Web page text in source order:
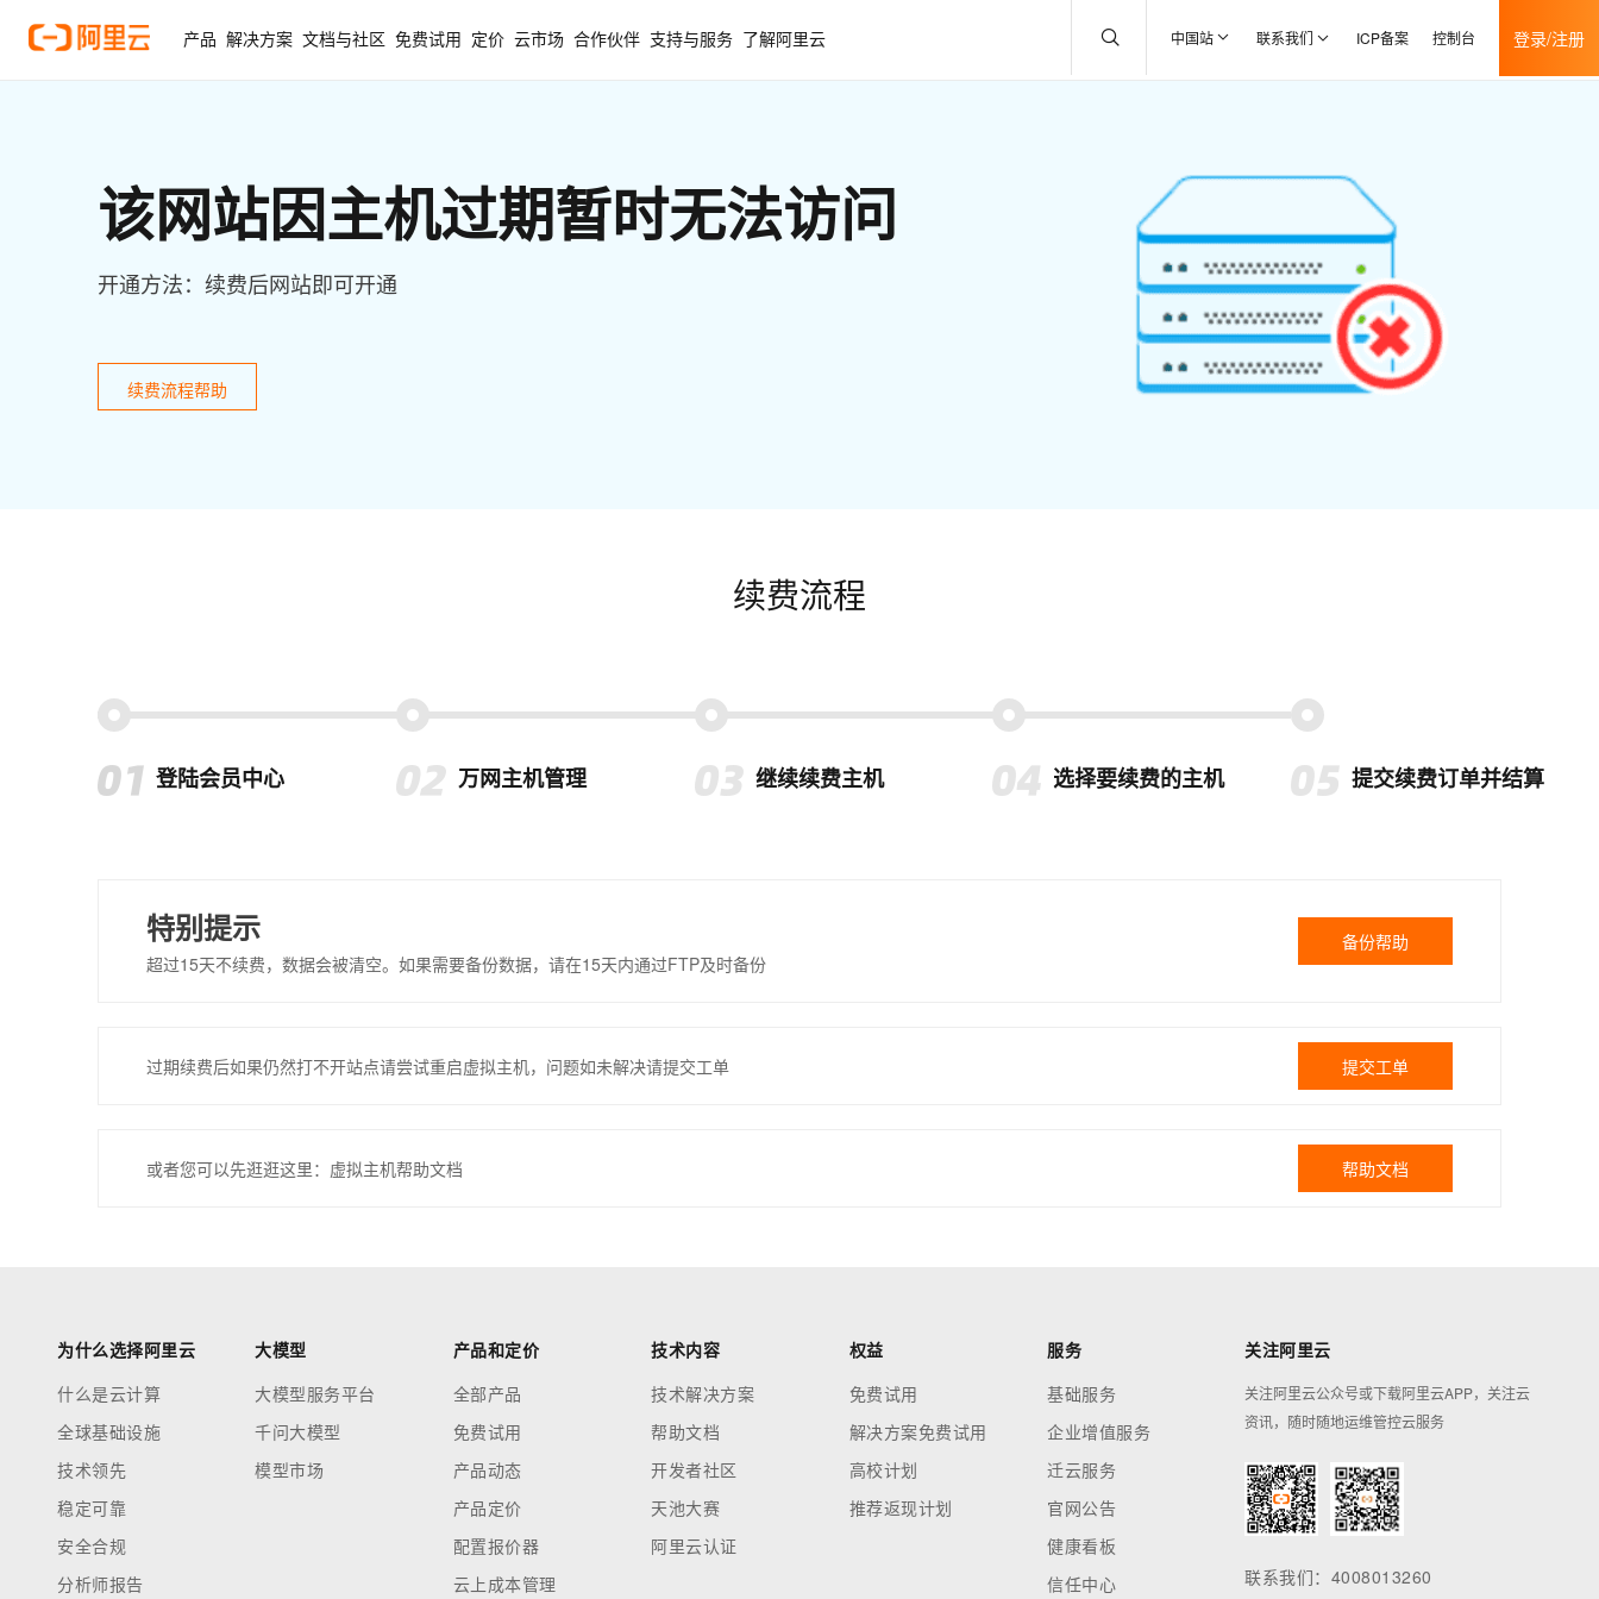
产品 解决方案 文档与社区 免费试用 定价 云市场 合作伙伴 支持与服务 了解阿里云 中国站 联系我们 ICP备案 控制台 登录/注册
该网站因主机过期暂时无法访问
开通方法：续费后网站即可开通
续费流程帮助
续费流程
登陆会员中心 万网主机管理 继续续费主机 选择要续费的主机 提交续费订单并结算
特别提示
超过15天不续费，数据会被清空。如果需要备份数据，请在15天内通过FTP及时备份
备份帮助
过期续费后如果仍然打不开站点请尝试重启虚拟主机，问题如未解决请提交工单 提交工单
或者您可以先逛逛这里：虚拟主机帮助文档 帮助文档